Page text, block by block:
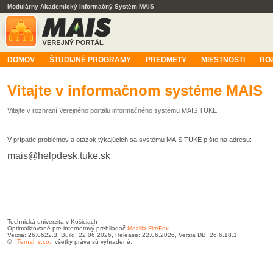
Modulárny Akademický Informačný Systém MAIS
DOMOV ŠTUDIJNÉ PROGRAMY PREDMETY MIESTNOSTI
Vitajte v informačnom systéme MAIS
Vitajte v rozhraní Verejného portálu informačného systému MAIS TUKE!
V prípade problémov a otázok týkajúcich sa systému MAIS TUKE píšte na adresu:
mais@helpdesk.tuke.sk
Technická univerzita v Košiciach
Optimalizované pre internetový prehliadač Mozilla FireFox
Verzia: 26.0622.3, Build: 22.06.2026, Release: 22.06.2026, Verzia DB: 26.6.18.1
© ITernal, s.r.o. , všetky práva sú vyhradené.